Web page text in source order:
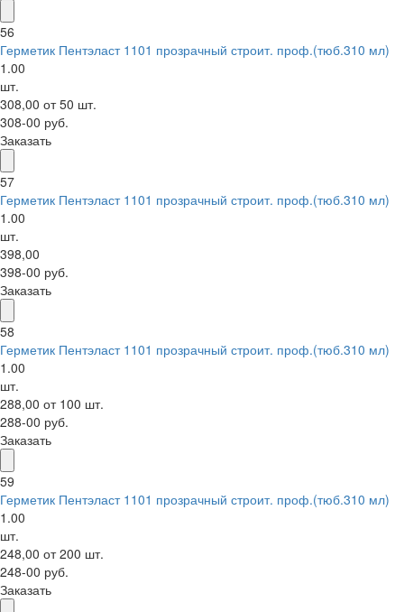
56
Герметик Пентэласт 1101 прозрачный строит. проф.(тюб.310 мл)
1.00
шт.
308,00 от 50 шт.
308-00 руб.
Заказать
57
Герметик Пентэласт 1101 прозрачный строит. проф.(тюб.310 мл)
1.00
шт.
398,00
398-00 руб.
Заказать
58
Герметик Пентэласт 1101 прозрачный строит. проф.(тюб.310 мл)
1.00
шт.
288,00 от 100 шт.
288-00 руб.
Заказать
59
Герметик Пентэласт 1101 прозрачный строит. проф.(тюб.310 мл)
1.00
шт.
248,00 от 200 шт.
248-00 руб.
Заказать